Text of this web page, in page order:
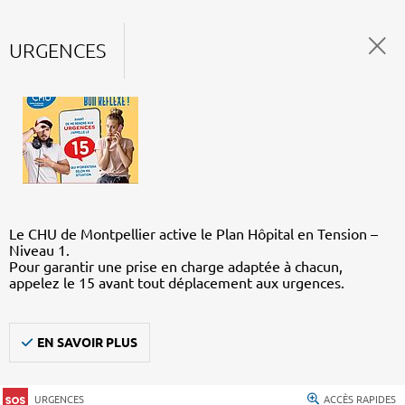
URGENCES
Le CHU de Montpellier active le Plan Hôpital en Tension –
Niveau 1.
Pour garantir une prise en charge adaptée à chacun,
appelez le 15 avant tout déplacement aux urgences.
EN SAVOIR PLUS
URGENCES ACCÈS RAPIDES